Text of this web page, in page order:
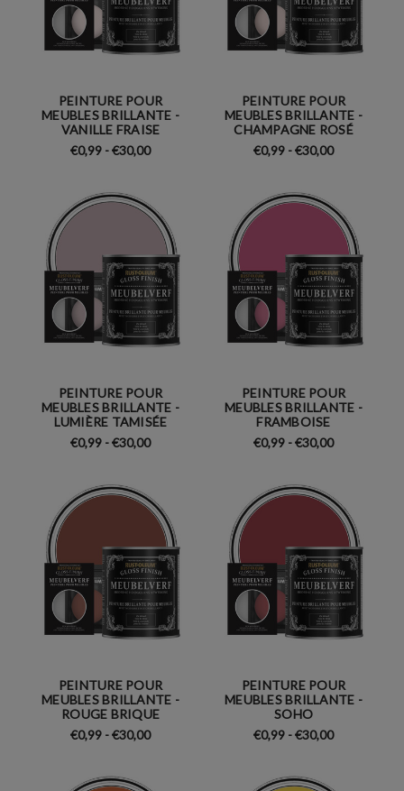
PEINTURE POUR
MEUBLES BRILLANTE -
VANILLE FRAISE
€0,99 - €30,00
PEINTURE POUR
MEUBLES BRILLANTE -
CHAMPAGNE ROSÉ
€0,99 - €30,00
PEINTURE POUR
MEUBLES BRILLANTE -
LUMIÈRE TAMISÉE
€0,99 - €30,00
PEINTURE POUR
MEUBLES BRILLANTE -
FRAMBOISE
€0,99 - €30,00
PEINTURE POUR
MEUBLES BRILLANTE -
ROUGE BRIQUE
€0,99 - €30,00
PEINTURE POUR
MEUBLES BRILLANTE -
SOHO
€0,99 - €30,00